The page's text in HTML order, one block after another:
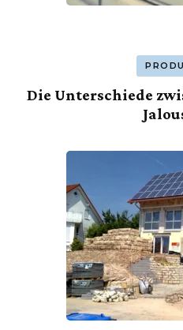
Die Unterschiede